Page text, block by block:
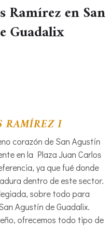
Ramírez en San
Guadalix
RAMÍREZ I
corazón de San Agustín
en la Plaza Juan Carlos
ya que fué donde
dentro de este sector.
sobre todo para
Agustín de Guadalix.
ofrecemos todo tipo de